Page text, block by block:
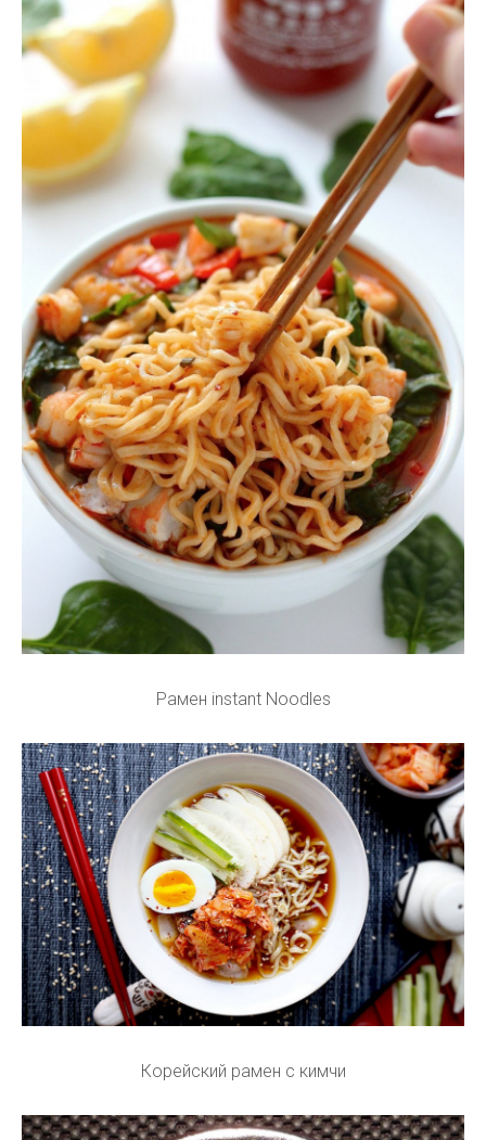
Рамен instant Noodles
Корейский рамен с кимчи